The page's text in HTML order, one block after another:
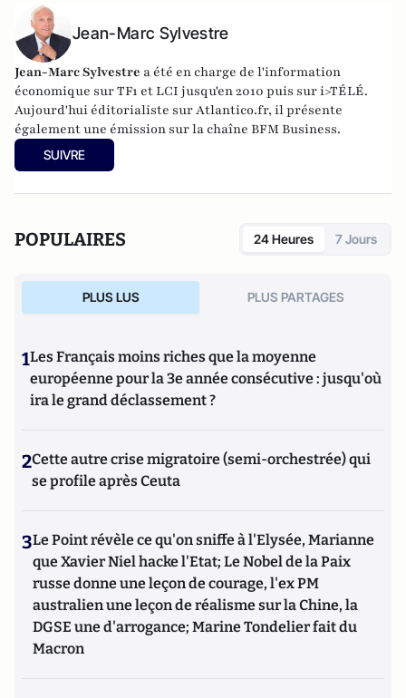
Jean-Marc Sylvestre
Jean-Marc Sylvestre a été en charge de l'information
économique sur TF1 et LCI jusqu'en 2010 puis sur i>TÉLÉ.
Aujourd'hui éditorialiste sur Atlantico.fr, il présente
également une émission sur la chaîne BFM Business.
SUIVRE
POPULAIRES 24 Heures 7 Jours
PLUS LUS PLUS PARTAGES
1Les Français moins riches que la moyenne
européenne pour la 3e année consécutive : jusqu'où
ira le grand déclassement ?
2Cette autre crise migratoire (semi-orchestrée) qui
se profile après Ceuta
3Le Point révèle ce qu'on sniffe à l'Elysée, Marianne
que Xavier Niel hacke l'Etat; Le Nobel de la Paix
russe donne une leçon de courage, l'ex PM
australien une leçon de réalisme sur la Chine, la
DGSE une d'arrogance; Marine Tondelier fait du
Macron